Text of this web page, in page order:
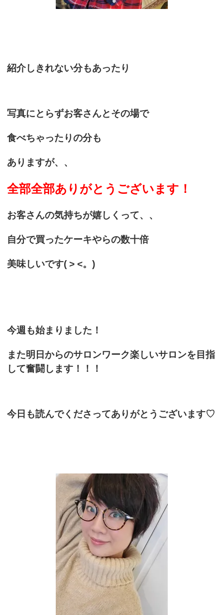
紹介しきれない分もあったり
写真にとらずお客さんとその場で
食べちゃったりの分も
ありますが、、
全部全部ありがとうございます！
お客さんの気持ちが嬉しくって、、
自分で買ったケーキやらの数十倍
美味しいです( > <。)
今週も始まりました！
また明日からのサロンワーク楽しいサロンを目指
して奮闘します！！！
今日も読んでくださってありがとうございます♡